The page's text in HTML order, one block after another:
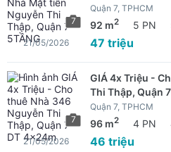
7
Quận 7, TPHCM
92 m2 5 PN
47 triệu
21/05/2026
7
GIÁ 4x Triệu -
Thi Thập, Quận
Quận 7, TPHCM
96 m2 4 PN
46 triệu
21/05/2026